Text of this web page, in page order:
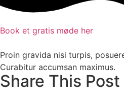
Book et gratis møde her
Proin gravida nisi turpis,
Curabitur accumsan maximus.
Share This Post